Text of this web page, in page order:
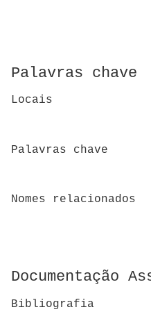
Palavras chave
Locais
Palavras chave
Nomes relacionados
Documentação
Bibliografia